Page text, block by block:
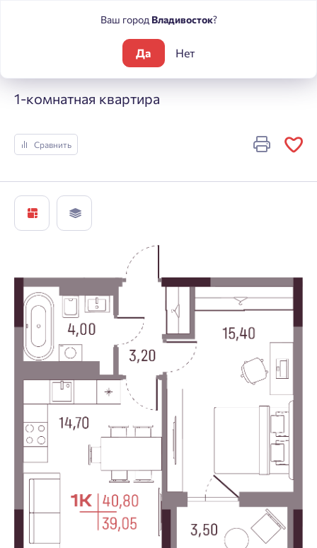
А +
1-комнатная квартира
Сравнить
Ваш город Владивосток?
Да Нет